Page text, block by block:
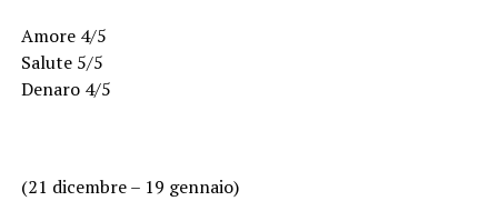
Amore 4/5
Salute 5/5
Denaro 4/5
(21 dicembre – 19 gennaio)